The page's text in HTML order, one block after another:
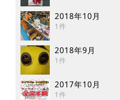
2018年10月
1件
2018年9月
1件
2017年10月
1件